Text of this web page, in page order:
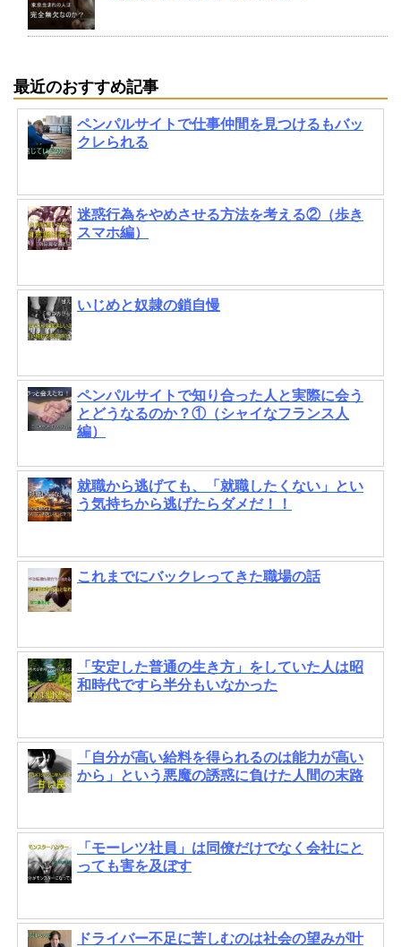
最近のおすすめ記事
ペンパルサイトで仕事仲間を見つけるもバッ
クレられる
迷惑行為をやめさせる方法を考える②（歩き
スマホ編）
いじめと奴隷の鎖自慢
ペンパルサイトで知り合った人と実際に会う
とどうなるのか？①（シャイなフランス人
編）
就職から逃げても、「就職したくない」とい
う気持ちから逃げたらダメだ！！
これまでにバックレってきた職場の話
「安定した普通の生き方」をしていた人は昭
和時代ですら半分もいなかった
「自分が高い給料を得られるのは能力が高い
から」という悪魔の誘惑に負けた人間の末路
「モーレツ社員」は同僚だけでなく会社にと
っても害を及ぼす
ドライバー不足に苦しむのは社会の望みが叶